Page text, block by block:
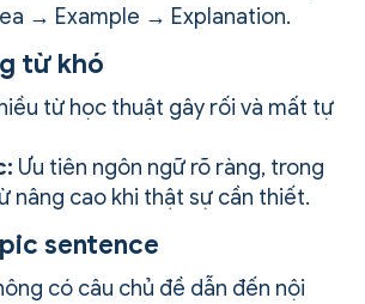
→ Example → Explanation.
từ khó
từ học thuật gây rối và mất tự
Ưu tiên ngôn ngữ rõ ràng, trong
nâng cao khi thật sự cần thiết.
sentence
có câu chủ đề dẫn đến nội